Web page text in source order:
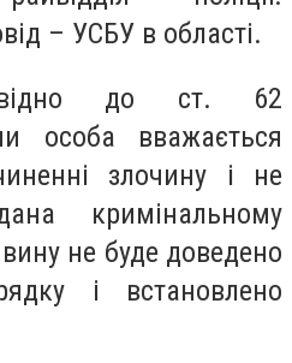
– УСБУ в області.
до ст. 62
особа вважається
злочину і не
кримінальному
не буде доведено
і встановлено